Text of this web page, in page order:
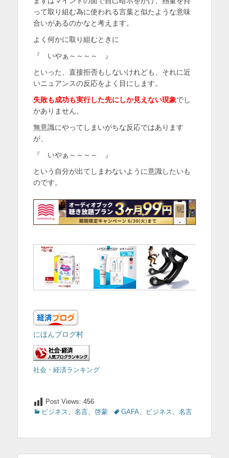
って取り組む為に使われる言葉と似たような意味
合いがあるのかなと考えます。
よく何かに取り組むときに
『 いやぁ～～～～ 』
といった、直接拒否もしないけれども、それに近
いニュアンスの反応をよく目にします。
失敗も成功も実行した先にしか見えない現象でし
かありません。
無意識にやってしまいがちな反応ではあります
が、
『 いやぁ～～～～ 』
という自分が出てしまわないように意識したいも
のです。
にほんブログ村
社会・経済ランキング
Post Views: 456
カ ビジネス 名言 啓蒙
タ GAFA ビジネス 名言